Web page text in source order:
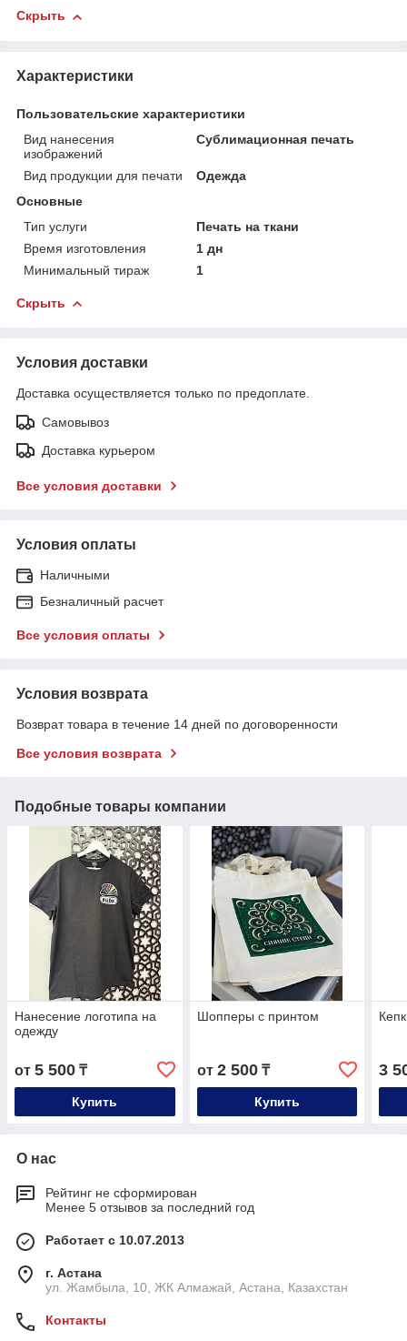
Скрыть
Характеристики
Пользовательские характеристики
Вид нанесения
изображений
Сублимационная печать
Вид продукции для печати
Одежда
Основные
Тип услуги
Печать на ткани
Время изготовления
1 дн
Минимальный тираж
1
Скрыть
Условия доставки
Доставка осуществляется только по предоплате.
Самовывоз
Доставка курьером
Все условия доставки
Условия оплаты
Наличными
Безналичный расчет
Все условия оплаты
Условия возврата
Возврат товара в течение 14 дней по договоренности
Все условия возврата
Подобные товары компании
Нанесение логотипа на
одежду
от 5 500 ₸
Купить
Шопперы с принтом
от 2 500₸
Купить
3
О нас
Рейтинг не сформирован
Менее 5 отзывов за последний год
Работает с 10.07.2013
г. Астана
ул. Жамбыла, 10, ЖК Алмажай, Астана, Казахстан
Контакты